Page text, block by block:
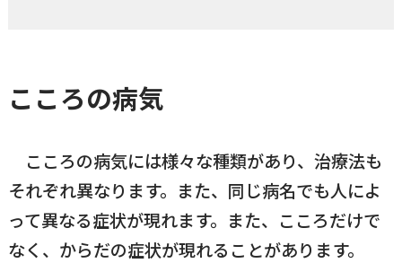
おくやみ
よこハグ
手続きガイド
横瀬町（町長） へのご意見等
0494-25-0111
開庁時間：8:30〜17:00
窓口案内 トップページ
こころの病気
こころの病気には様々な種類があり、治療法も
それぞれ異なります。また、同じ病名でも人によ
って異なる症状が現れます。また、こころだけで
なく、からだの症状が現れることがあります。